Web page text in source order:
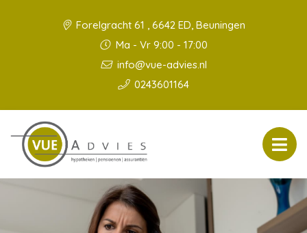
Forelgracht 61 , 6642 ED, Beuningen
Ma - Vr 9:00 - 17:00
info@vue-advies.nl
0243601164